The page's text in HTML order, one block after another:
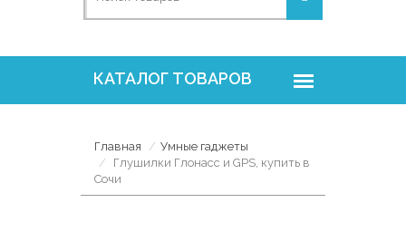
Главная
Умные гаджеты
Глушилки Глонасс и GPS, купить в
Сочи